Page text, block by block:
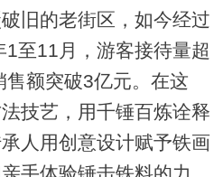
旧的老街区，如今经过
至11月，游客接待量超
额突破3亿元。在这
技艺，用千锤百炼诠释
人用创意设计赋予铁画
手体验锤击铁料的力